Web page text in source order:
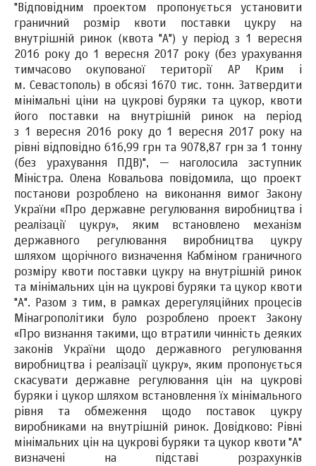
"Відповідним проектом пропонується установити
граничний розмір квоти поставки цукру на
внутрішній ринок (квота "А") у період з 1 вересня
2016 року до 1 вересня 2017 року (без урахування
тимчасово окупованої території АР Крим і
м. Севастополь) в обсязі 1670 тис. тонн. Затвердити
мінімальні ціни на цукрові буряки та цукор, квоти
його поставки на внутрішній ринок на період
з 1 вересня 2016 року до 1 вересня 2017 року на
рівні відповідно 616,99 грн та 9078,87 грн за 1 тонну
(без урахування ПДВ)", — наголосила заступник
Міністра. Олена Ковальова повідомила, що проект
постанови розроблено на виконання вимог Закону
України «Про державне регулювання виробництва і
реалізації цукру», яким встановлено механізм
державного регулювання виробництва цукру
шляхом щорічного визначення Кабміном граничного
розміру квоти поставки цукру на внутрішній ринок
та мінімальних цін на цукрові буряки та цукор квоти
"А". Разом з тим, в рамках дерегуляційних процесів
Мінагрополітики було розроблено проект Закону
«Про визнання такими, що втратили чинність деяких
законів України щодо державного регулювання
виробництва і реалізації цукру», яким пропонується
скасувати державне регулювання цін на цукрові
буряки і цукор шляхом встановлення їх мінімального
рівня та обмеження щодо поставок цукру
виробниками на внутрішній ринок. Довідково: Рівні
мінімальних цін на цукрові буряки та цукор квоти "А"
визначені на підставі розрахунків